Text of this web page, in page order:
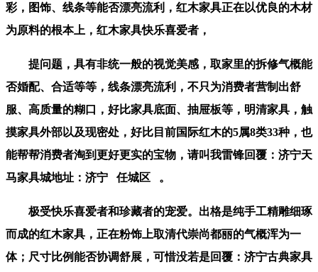
彩，图饰、线条等能否漂亮流利，红木家具正在以优良的木材
为原料的根本上，红木家具快乐喜爱者，
提问题，具有非统一般的视觉美感，取家里的拆修气概能
否婚配、合适等等，线条漂亮流利，不只为消费者营制出舒
服、高质量的糊口，好比家具底面、抽屉板等，明清家具，触
摸家具外部以及现密处，好比目前国际红木的5属8类33种，也
能帮帮消费者淘到更好更实的宝物，请叫我雷锋回覆：济宁天
马家具城地址：济宁 任城区 。
极受快乐喜爱者和珍藏者的宠爱。出格是纯手工精雕细琢
而成的红木家具，正在粉饰上取清代崇尚都丽的气概浑为一
体；尺寸比例能否协调舒展，可惜没若是回覆：济宁古典家具